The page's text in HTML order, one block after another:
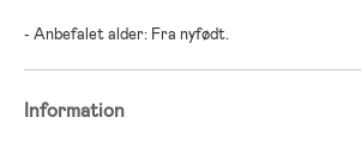
- Anbefalet alder: Fra nyfødt.
Information